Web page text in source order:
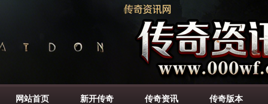
网站首页 新开传奇 传奇资讯 传奇版本